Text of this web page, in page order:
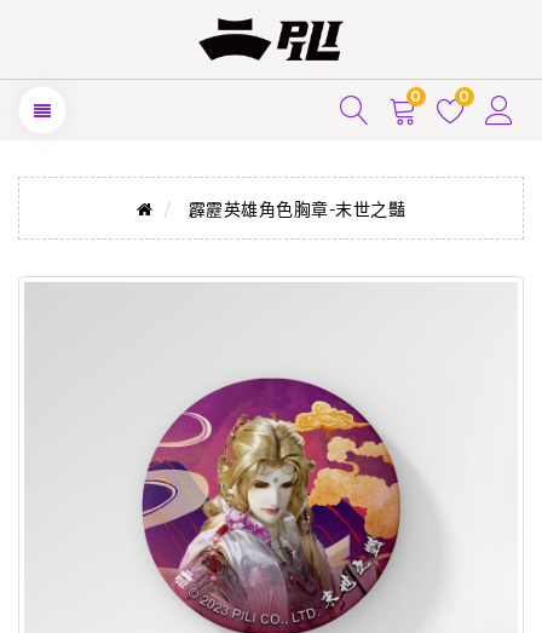
0 0
霹靂英雄角色胸章-末世之豔